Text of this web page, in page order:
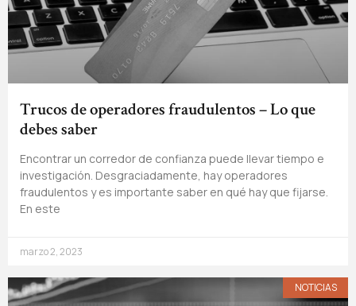
Trucos de operadores fraudulentos – Lo que
debes saber
Encontrar un corredor de confianza puede llevar tiempo e
investigación. Desgraciadamente, hay operadores
fraudulentos y es importante saber en qué hay que fijarse.
En este
marzo 2, 2023
NOTICIAS